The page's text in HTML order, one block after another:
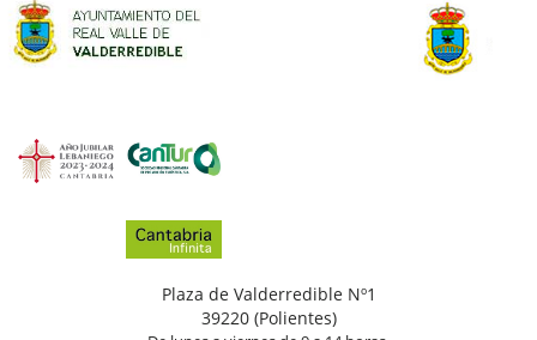
Plaza de Valderredible Nº1
39220 (Polientes)